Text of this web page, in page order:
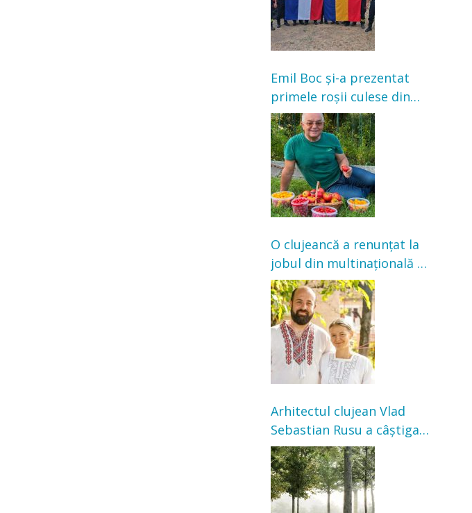
Emil Boc și-a prezentat
primele roșii culese din
grădină: „Niciun magazin
nu poate oferi această
satisfacție”
O clujeancă a renunțat la
jobul din multinațională și
s-a mutat la țară. Acum
cultivă legume în grădina
bunicilor
Arhitectul clujean Vlad
Sebastian Rusu a câștigat
concursul pentru
transformarea Grădinii
Casei Universitarilor